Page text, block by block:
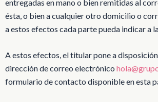
entregadas en mano o bien remitidas al
ésta, o bien a cualquier otro domicilio o
a estos efectos cada parte pueda indicar a
A estos efectos, el titular pone a
dirección de correo electrónico
formulario de contacto disponible en esta